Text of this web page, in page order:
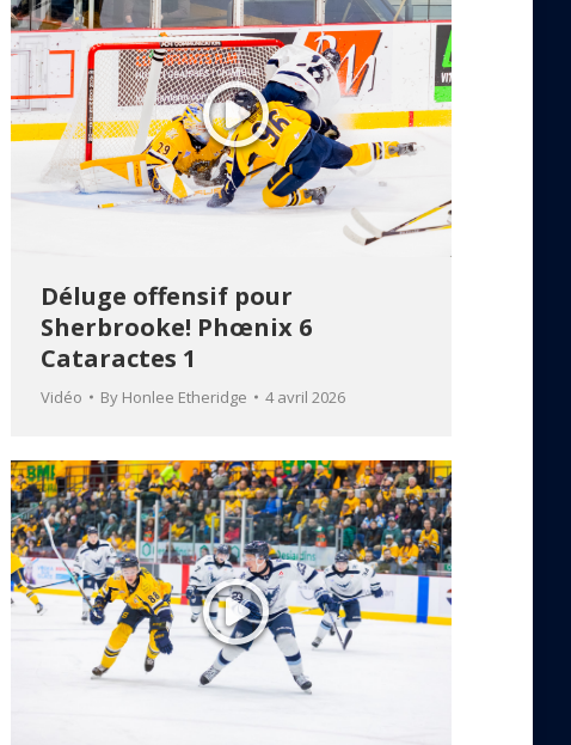
Déluge offensif pour
Sherbrooke! Phœnix 6
Cataractes 1
Vidéo By Honlee Etheridge 4 avril 2026